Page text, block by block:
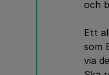
och
Ett
som
via